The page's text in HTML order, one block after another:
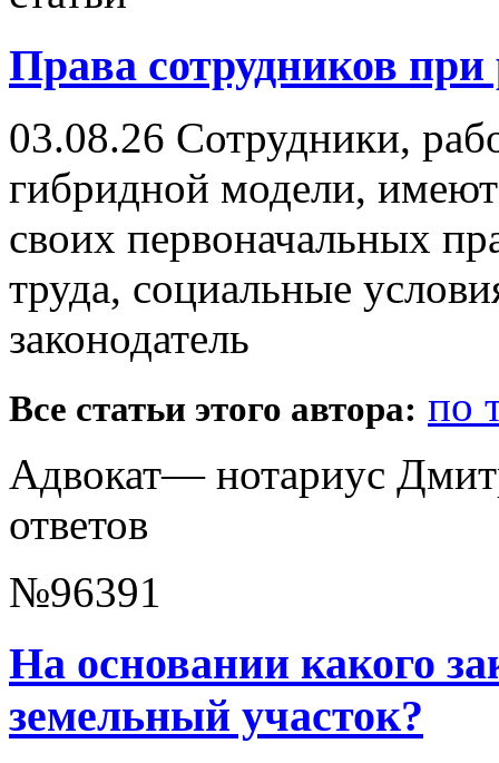
Права сотрудников при
03.08.26 Сотрудники,
гибридной модели,
своих первоначальных
труда, социальные
законодатель
Все статьи этого автора: по
Адвокат— нотариус
ответов
№96391
На основании какого
земельный участок?